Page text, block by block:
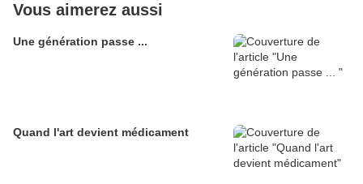
Vous aimerez aussi
Une génération passe ...
Quand l'art devient médicament